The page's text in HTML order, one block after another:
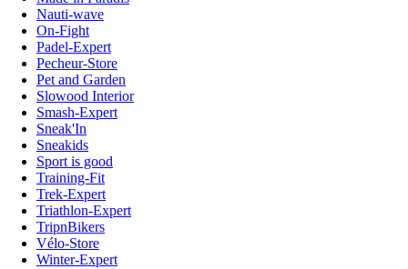
Nauti-wave
On-Fight
Padel-Expert
Pecheur-Store
Pet and Garden
Slowood Interior
Smash-Expert
Sneak'In
Sneakids
Sport is good
Training-Fit
Trek-Expert
Triathlon-Expert
TripnBikers
Vélo-Store
Winter-Expert